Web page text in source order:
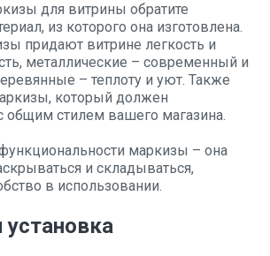
для витрины обратите
из которого она изготовлена.
придают витрине легкость и
металлические – современный и
– теплоту и уют. Также
который должен
общим стилем вашего магазина.
маркизы – она
и складываться,
в использовании.